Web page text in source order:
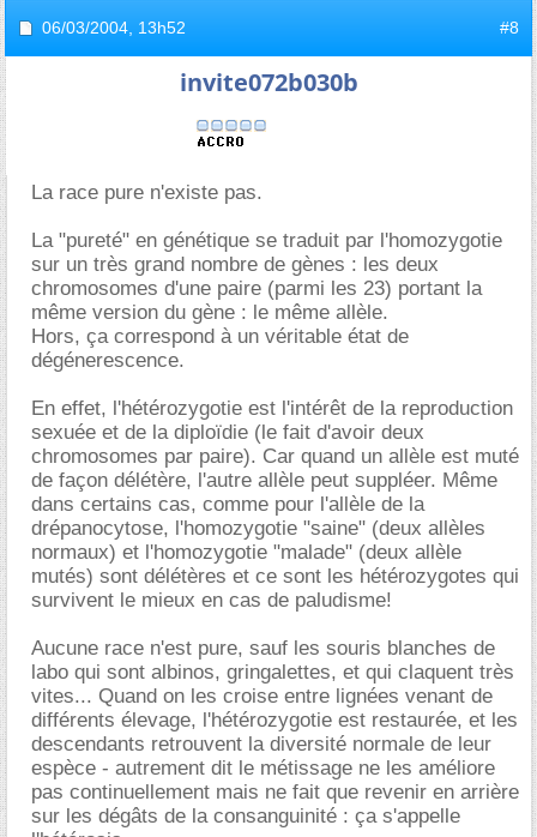
06/03/2004, 13h52 #8
invite072b030b
La race pure n'existe pas.
La "pureté" en génétique se traduit par l'homozygotie
sur un très grand nombre de gènes : les deux
chromosomes d'une paire (parmi les 23) portant la
même version du gène : le même allèle.
Hors, ça correspond à un véritable état de
dégénerescence.
En effet, l'hétérozygotie est l'intérêt de la reproduction
sexuée et de la diploïdie (le fait d'avoir deux
chromosomes par paire). Car quand un allèle est muté
de façon délétère, l'autre allèle peut suppléer. Même
dans certains cas, comme pour l'allèle de la
drépanocytose, l'homozygotie "saine" (deux allèles
normaux) et l'homozygotie "malade" (deux allèle
mutés) sont délétères et ce sont les hétérozygotes qui
survivent le mieux en cas de paludisme!
Aucune race n'est pure, sauf les souris blanches de
labo qui sont albinos, gringalettes, et qui claquent très
vites... Quand on les croise entre lignées venant de
différents élevage, l'hétérozygotie est restaurée, et les
descendants retrouvent la diversité normale de leur
espèce - autrement dit le métissage ne les améliore
pas continuellement mais ne fait que revenir en arrière
sur les dégâts de la consanguinité : ça s'appelle